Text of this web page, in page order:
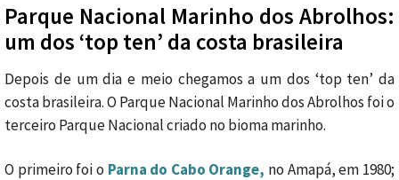
Parque Nacional Marinho dos Abrolhos:
um dos ‘top ten’ da costa brasileira
Depois de um dia e meio chegamos a um dos ‘top ten’ da
costa brasileira. O Parque Nacional Marinho dos Abrolhos foi o
terceiro Parque Nacional criado no bioma marinho.
O primeiro foi o Parna do Cabo Orange, no Amapá, em 1980;